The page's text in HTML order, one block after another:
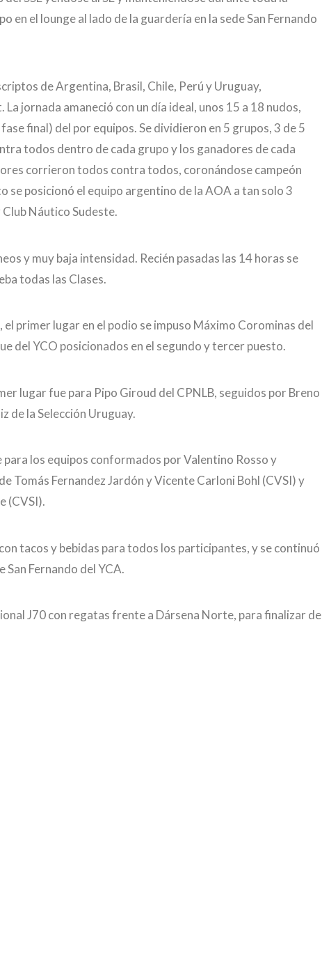
el lounge al lado de la guardería en la sede San Fernando
de Argentina, Brasil, Chile, Perú y Uruguay,
jornada amaneció con un día ideal, unos 15 a 18 nudos,
final) del por equipos. Se dividieron en 5 grupos, 3 de 5
todos dentro de cada grupo y los ganadores de cada
corrieron todos contra todos, coronándose campeón
se posicionó el equipo argentino de la AOA a tan solo 3
Náutico Sudeste.
y muy baja intensidad. Recién pasadas las 14 horas se
todas las Clases.
primer lugar en el podio se impuso Máximo Corominas del
del YCO posicionados en el segundo y tercer puesto.
lugar fue para Pipo Giroud del CPNLB, seguidos por Breno
de la Selección Uruguay.
los equipos conformados por Valentino Rosso y
Tomás Fernandez Jardón y Vicente Carloni Bohl (CVSI) y
(CVSI).
tacos y bebidas para todos los participantes, y se continuó
San Fernando del YCA.
J70 con regatas frente a Dársena Norte, para finalizar de